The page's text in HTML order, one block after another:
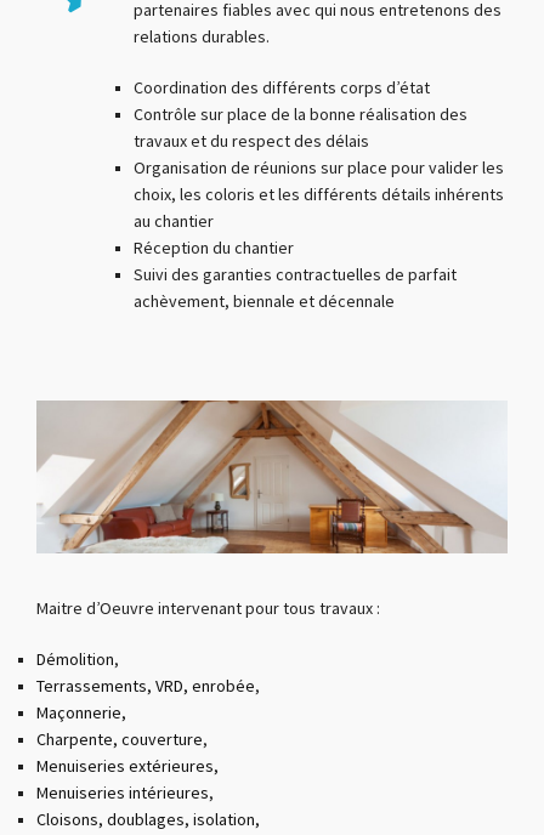
partenaires fiables avec qui nous entretenons des
relations durables.
Coordination des différents corps d’état
Contrôle sur place de la bonne réalisation des
travaux et du respect des délais
Organisation de réunions sur place pour valider les
choix, les coloris et les différents détails inhérents
au chantier
Réception du chantier
Suivi des garanties contractuelles de parfait
achèvement, biennale et décennale
Maitre d’Oeuvre intervenant pour tous travaux :
Démolition,
Terrassements, VRD, enrobée,
Maçonnerie,
Charpente, couverture,
Menuiseries extérieures,
Menuiseries intérieures,
Cloisons, doublages, isolation,